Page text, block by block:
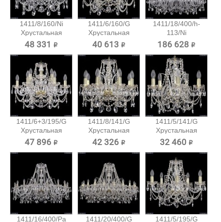
1411/8/160/Ni
Хрустальная
подвесная...
48 331 ₽
1411/6/160/G
Хрустальная
подвесная...
40 613 ₽
1411/18/400/h-
113/Ni
Хрустальная...
186 628 ₽
1411/6+3/195/G
Хрустальная
подвесная...
47 896 ₽
1411/8/141/G
Хрустальная
подвесная...
42 326 ₽
1411/5/141/G
Хрустальная
подвесная...
32 460 ₽
1411/16/400/Pa
1411/20/400/G
1411/5/195/G